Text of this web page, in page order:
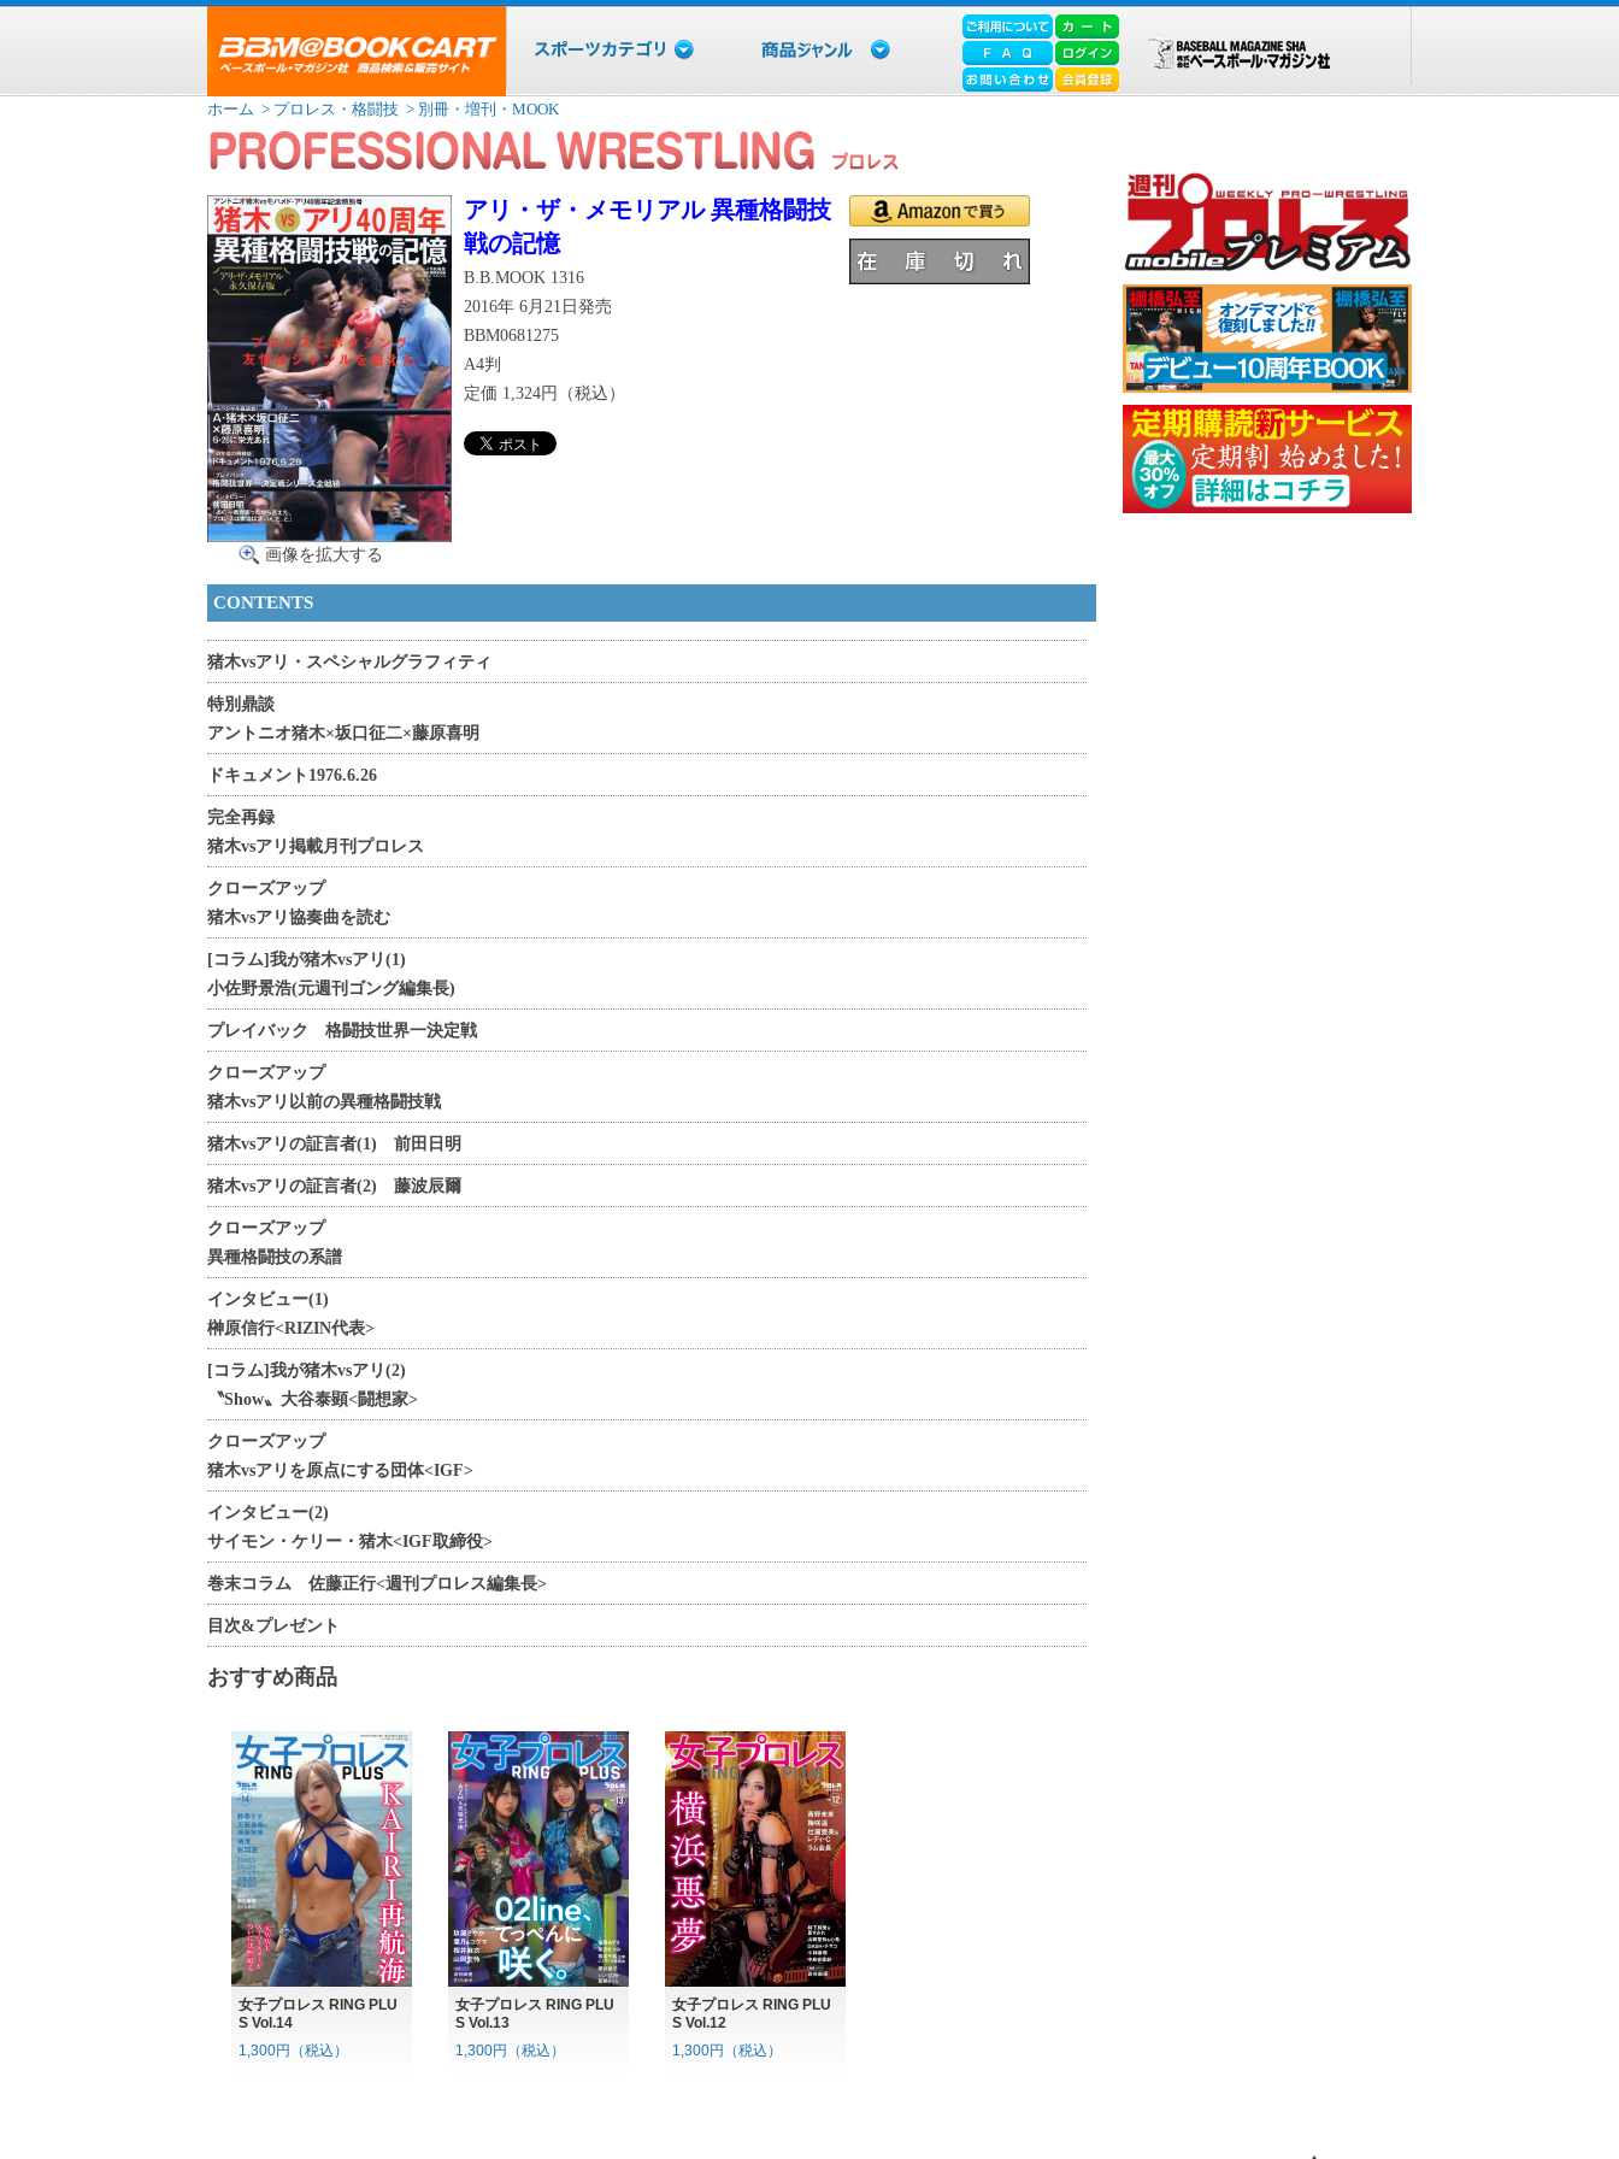
ホーム > プロレス・格闘技 > 別冊・増刊・MOOK
画像を拡大する
アリ・ザ・メモリアル 異種格闘技
戦の記憶
B.B.MOOK 1316
2016年 6月21日発売
BBM0681275
A4判
定価 1,324円（税込）
CONTENTS
猪木vsアリ・スペシャルグラフィティ
特別鼎談
アントニオ猪木×坂口征二×藤原喜明
ドキュメント1976.6.26
完全再録
猪木vsアリ掲載月刊プロレス
クローズアップ
猪木vsアリ協奏曲を読む
[コラム]我が猪木vsアリ(1)
小佐野景浩(元週刊ゴング編集長)
プレイバック 格闘技世界一決定戦
クローズアップ
猪木vsアリ以前の異種格闘技戦
猪木vsアリの証言者(1) 前田日明
猪木vsアリの証言者(2) 藤波辰爾
クローズアップ
異種格闘技の系譜
インタビュー(1)
榊原信行<RIZIN代表>
[コラム]我が猪木vsアリ(2)
〝Show〟大谷泰顕<闘想家>
クローズアップ
猪木vsアリを原点にする団体<IGF>
インタビュー(2)
サイモン・ケリー・猪木<IGF取締役>
巻末コラム 佐藤正行<週刊プロレス編集長>
目次&プレゼント
おすすめ商品
女子プロレス RING PLU
S Vol.14
1,300円（税込）
女子プロレス RING PLU
S Vol.13
1,300円（税込）
女子プロレス RING PLU
S Vol.12
1,300円（税込）